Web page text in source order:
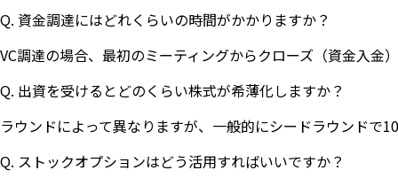
Q. 資金調達にはどれくらいの時間がかかりますか？
VC調達の場合、最初のミーティングからクローズ（資金入
Q. 出資を受けるとどのくらい株式が希薄化しますか？
ラウンドによって異なりますが、一般的にシードラウンドで
Q. ストックオプションはどう活用すればいいですか？